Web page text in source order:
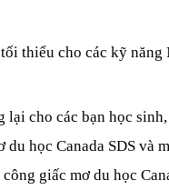
thiểu cho các kỹ
lại cho các bạn học
học Canada SDS và
giấc mơ du học